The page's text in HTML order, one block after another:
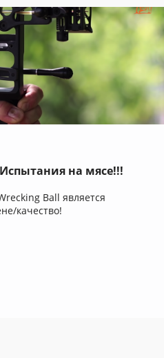
на мясе!!!
Ball является
качество!